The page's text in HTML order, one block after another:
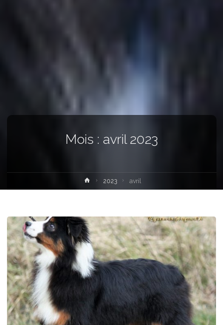
Mois : avril 2023
Home2023 avril